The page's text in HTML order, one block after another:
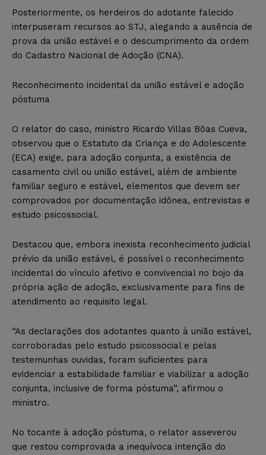
Posteriormente, os herdeiros do adotante falecido
interpuseram recursos ao STJ, alegando a ausência de
prova da união estável e o descumprimento da ordem
do Cadastro Nacional de Adoção (CNA).
Reconhecimento incidental da união estável e adoção
póstuma
O relator do caso, ministro Ricardo Villas Bôas Cueva,
observou que o Estatuto da Criança e do Adolescente
(ECA) exige, para adoção conjunta, a existência de
casamento civil ou união estável, além de ambiente
familiar seguro e estável, elementos que devem ser
comprovados por documentação idônea, entrevistas e
estudo psicossocial.
Destacou que, embora inexista reconhecimento judicial
prévio da união estável, é possível o reconhecimento
incidental do vínculo afetivo e convivencial no bojo da
própria ação de adoção, exclusivamente para fins de
atendimento ao requisito legal.
“As declarações dos adotantes quanto à união estável,
corroboradas pelo estudo psicossocial e pelas
testemunhas ouvidas, foram suficientes para
evidenciar a estabilidade familiar e viabilizar a adoção
conjunta, inclusive de forma póstuma”, afirmou o
ministro.
No tocante à adoção póstuma, o relator asseverou
que restou comprovada a inequívoca intenção do